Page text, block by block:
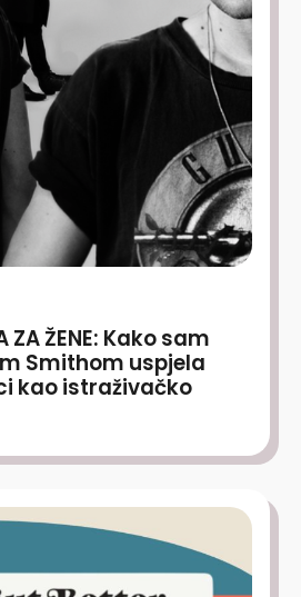
ZA ŽENE: Kako sam
Smithom uspjela
kao istraživačko